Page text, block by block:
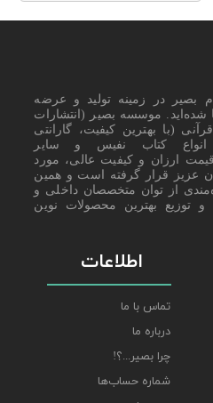
اطلاعات
تماس با ما
درباره ما
چرا بصیر...؟!
شماره حساب‌ها
در زمینه تولید و عرضه
موسسه بصیر (انتشارات
(با بهترین کیفیت، گارانتی
کتاب نفیس و سایر
ارزان و کیفیت عالی، مورد
عزیز قرار گرفته است و همین
از توان متخصصان داخلی و
و توزیع بهترین محصولات نوین